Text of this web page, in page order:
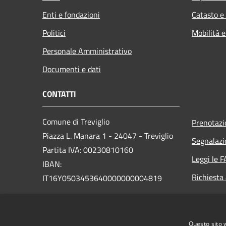
Enti e fondazioni
Politici
Personale Amministrativo
Documenti e dati
Catasto
Mobilità
CONTATTI
Comune di Treviglio
Piazza L. Manara 1 - 24047 - Treviglio
Partita IVA: 00230810160
IBAN:
IT16Y0503453640000000004819
Leggi le
Questo sito